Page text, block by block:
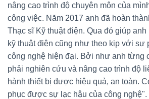
nâng cao trình độ chuyên môn của
công việc. Năm 2017 anh đã hoàn
Thạc sĩ Kỹ thuật điện. Qua đó giúp
kỹ thuật điện cũng như theo kịp với sự
công nghệ hiện đại. Bởi như anh từng
phải nghiên cứu và nâng cao trình độ
hành thiết bị được hiệu quả, an toàn.
phục được sự lạc hậu của công nghệ".